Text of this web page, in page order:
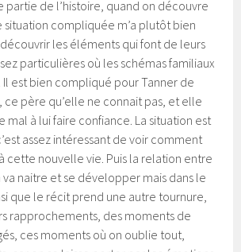
partie de l’histoire, quand on découvre
compliquée m’a plutôt bien
les éléments qui font de leurs
particulières où les schémas familiaux
Il est bien compliqué pour Tanner de
ce père qu’elle ne connait pas, et elle
mal à lui faire confiance. La situation est
assez intéressant de voir comment
cette nouvelle vie. Puis la relation entre
va naitre et se développer mais dans le
que le récit prend une autre tournure,
rapprochements, des moments de
ces moments où on oublie tout,